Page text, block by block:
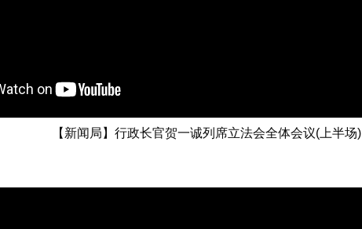
【新闻局】行政长官贺一诚列席立法会全体会议(上半场)